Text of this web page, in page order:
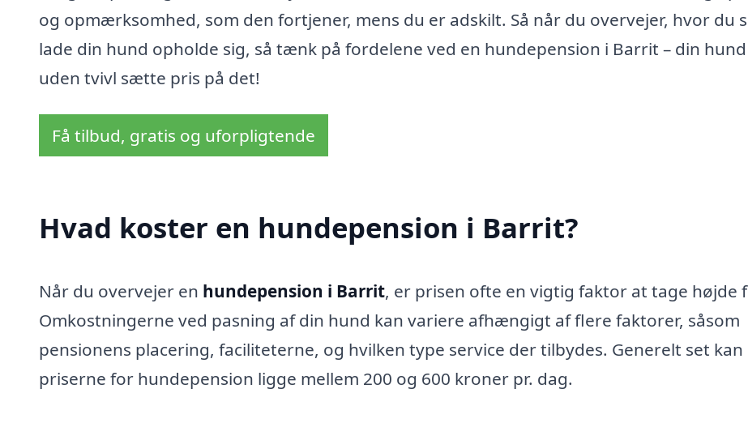
og opmærksomhed, som den fortjener, mens du er adskilt. Så når du overvejer, hvor du
lade din hund opholde sig, så tænk på fordelene ved en hundepension i Barrit – din
uden tvivl sætte pris på det!
Få tilbud, gratis og uforpligtende
Hvad koster en hundepension i Barrit?
Når du overvejer en hundepension i Barrit, er prisen ofte en vigtig faktor at tage højde
Omkostningerne ved pasning af din hund kan variere afhængigt af flere faktorer, såsom
pensionens placering, faciliteterne, og hvilken type service der tilbydes. Generelt set kan
priserne for hundepension ligge mellem 200 og 600 kroner pr. dag.